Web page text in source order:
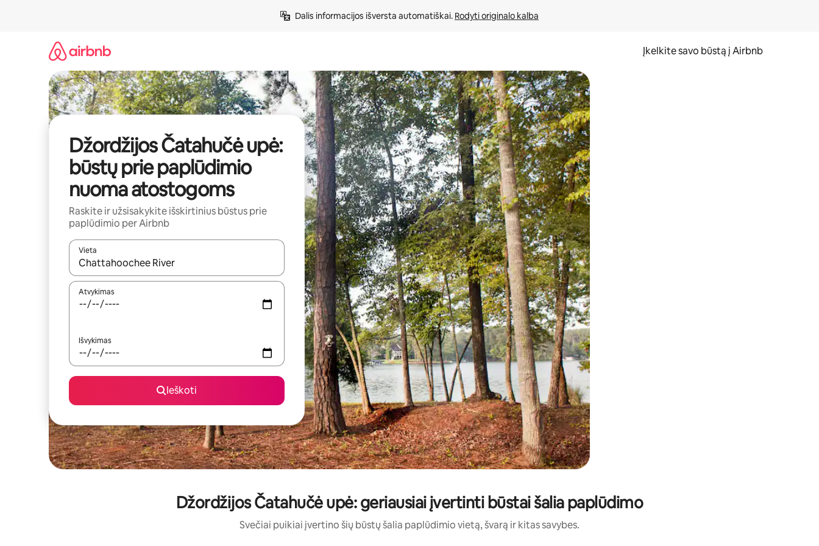
Dalis informacijos išversta automatiškai. Rodyti originalo kalba
Įkelkite savo būstą į Airbnb
Džordžijos Čatahučė upė:
būstų prie paplūdimio
nuoma atostogoms
Raskite ir užsisakykite išskirtinius būstus prie
paplūdimio per Airbnb
Vieta
Kai pasirodys paieškos rezultatai, juos naršyti galite naudodami rodykles aukštyn ir žemyn arba liesdami ir braukdami per ekraną.
Atvykimas
Išvykimas
Ieškoti
Džordžijos Čatahučė upė: geriausiai įvertinti būstai šalia paplūdimo
Svečiai puikiai įvertino šių būstų šalia paplūdimio vietą, švarą ir kitas savybes.